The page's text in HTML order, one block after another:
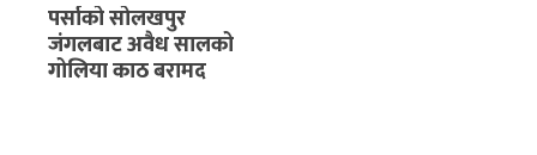
पर्साको सोलखपुर
जंगलबाट अवैध सालको
गोलिया काठ बरामद